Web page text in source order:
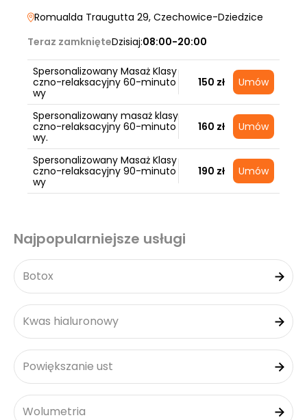
Romualda Traugutta 29, Czechowice-Dziedzice
Teraz zamknięteDzisiaj:08:00-20:00
Spersonalizowany Masaż Klasy
czno-relaksacyjny 60-minuto
wy
150 zł Umów
Spersonalizowany masaż klasy
czno-relaksacyjny 60-minuto
wy.
160 zł Umów
Spersonalizowany Masaż Klasy
czno-relaksacyjny 90-minuto
wy
190 zł Umów
Najpopularniejsze usługi
Botox
Kwas hialuronowy
Powiększanie ust
Wolumetria